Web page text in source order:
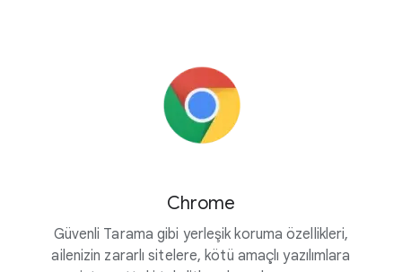
Chrome
Güvenli Tarama gibi yerleşik koruma özellikleri,
ailenizin zararlı sitelere, kötü amaçlı yazılımlara